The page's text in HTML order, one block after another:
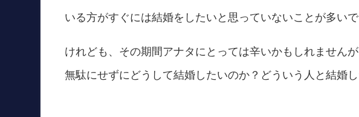
いる方がすぐには結婚をしたいと思っていないことが多いで
けれども、その期間アナタにとっては辛いかもしれません
無駄にせずにどうして結婚したいのか？どういう人と結婚